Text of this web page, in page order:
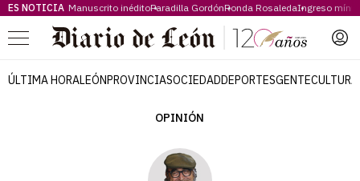
ES NOTICIA Manuscrito inéditoParadilla GordónRonda RosaledaIngreso
Menú
ÚLTIMA HORALEÓNPROVINCIASOCIEDADDEPORTESGENTECULTURA
OPINIÓN